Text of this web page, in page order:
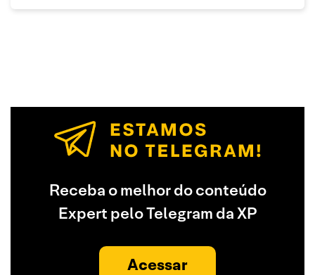
Receba o melhor do conteúdo
Expert pelo Telegram da XP
Acessar